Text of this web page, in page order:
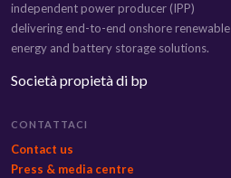
independent power producer (IPP)
delivering end-to-end onshore renewable
energy and battery storage solutions.
Società propietà di bp
CONTATTACI
Contact us
Press & media centre